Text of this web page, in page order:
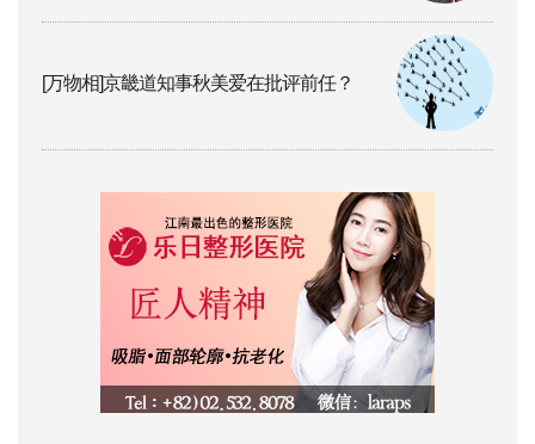
[万物相]京畿道知事秋美爱在批评前任？